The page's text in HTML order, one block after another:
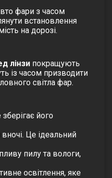
фари з часом
встановлення
на дорозі.
лінзи покращують
із часом призводити
світла фар.
його
Це ідеальний
пилу та вологи,
освітлення, яке